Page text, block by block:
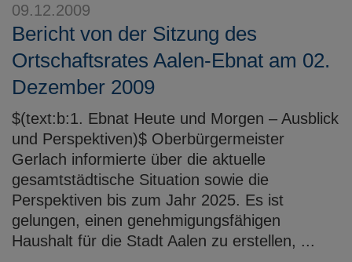
09.12.2009
Bericht von der Sitzung des
Ortschaftsrates Aalen-Ebnat am 02.
Dezember 2009
$(text:b:1. Ebnat Heute und Morgen – Ausblick
und Perspektiven)$ Oberbürgermeister
Gerlach informierte über die aktuelle
gesamtstädtische Situation sowie die
Perspektiven bis zum Jahr 2025. Es ist
gelungen, einen genehmigungsfähigen
Haushalt für die Stadt Aalen zu erstellen, ...